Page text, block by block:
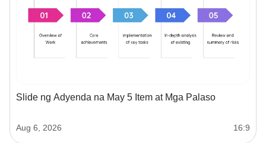
Slide ng Adyenda na May 5 Item at Mga Palaso
Aug 6, 2026 16:9